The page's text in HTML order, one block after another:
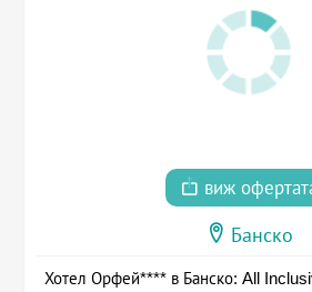
виж
Банско
Хотел Орфей**** в Банско: All